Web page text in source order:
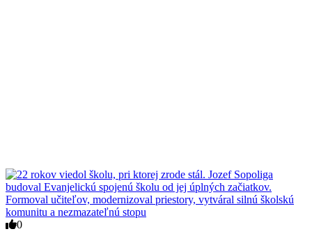
0